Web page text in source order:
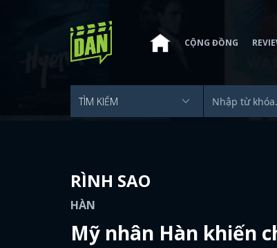
CỘNG ĐỒNG
RÌNH SAO
HÀN
Mỹ nhân Hàn khiến